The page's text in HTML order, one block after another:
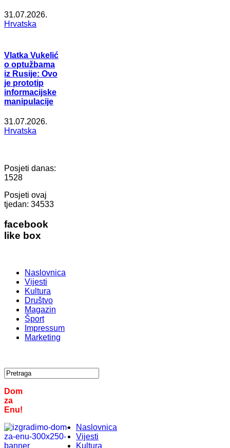
31.07.2026.
Hrvatska
Vlatka Vukelić
o optužbama
iz Rusije: Ovo
je prototip
informacijske
manipulacije
31.07.2026.
Hrvatska
Posjeti danas:
1528
Posjeti ovaj
tjedan: 34533
facebook
like box
Naslovnica
Vijesti
Kultura
Društvo
Magazin
Šport
Impressum
Marketing
Dom
za
Enu!
Naslovnica
Vijesti
Kultura